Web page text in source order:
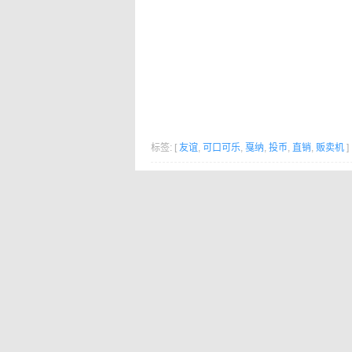
标签: [ 友谊, 可口可乐, 戛纳, 投币, 直销, 贩卖机 ]